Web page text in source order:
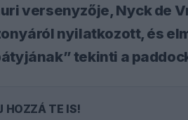
versenyzője, Nyck de
nyilatkozott, és
tekinti a
HOZZÁ TE IS!